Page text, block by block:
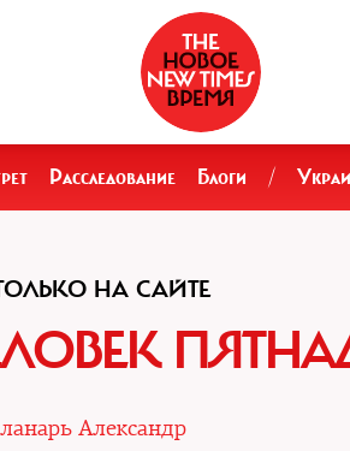
Расследование Блоги /
НА САЙТЕ
Александр